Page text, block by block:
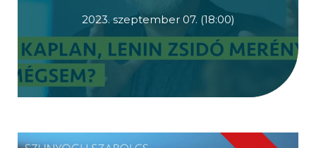
2023. szeptember 07. (18:00)